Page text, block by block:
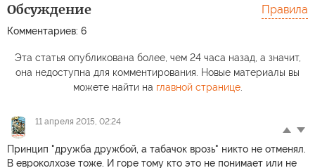
Обсуждение
Комментариев: 6
Правила
Эта статья опубликована более, чем 24 часа назад, а значит,
она недоступна для комментирования. Новые материалы вы
можете найти на главной странице.
11 апреля 2015, 02:24
Принцип "дружба дружбой, а табачок врозь" никто не отменял.
В евроколхозе тоже. И горе тому кто это не понимает или не